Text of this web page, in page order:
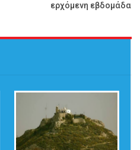
ερχόμενη εβδομάδα